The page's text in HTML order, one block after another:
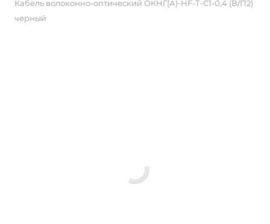
Кабель волоконно-оптический ОКНГ(А)-HF-Т-С1-0,4 (В/П2)
черный